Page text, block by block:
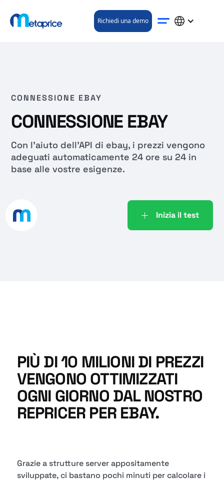
Richiedi una demo
CONNESSIONE EBAY
CONNESSIONE EBAY
Con l'aiuto dell'API di ebay, i prezzi vengono
adeguati automaticamente 24 ore su 24 in
base alle vostre esigenze.
Inizia il test
PIÙ DI 10 MILIONI DI PREZZI
VENGONO OTTIMIZZATI
OGNI GIORNO DAL NOSTRO
REPRICER PER EBAY.
Grazie a strutture server appositamente
sviluppate, ci bastano pochi minuti per calcolare i